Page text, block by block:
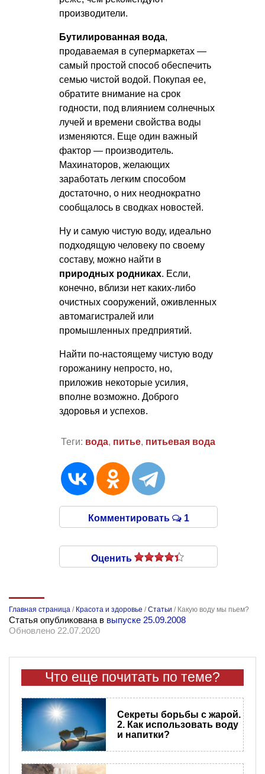
производители.
Бутилированная вода,
продаваемая в супермаркетах —
самый простой способ обеспечить
семью чистой водой. Покупая ее,
обратите внимание на срок
годности, под влиянием солнечных
лучей и времени свойства воды
изменяются. Еще один важный
фактор — производитель.
Махинаторов, желающих
заработать легким способом
достаточно, о них неоднократно
сообщалось в сводках новостей.
Ну и самую чистую воду, идеально
подходящую человеку по своему
составу, можно найти в
природных родниках. Если,
конечно, вблизи нет каких-либо
очистных сооружений, оживленных
автомагистралей или
промышленных предприятий.
Найти по-настоящему чистую воду
горожанину непросто, но,
приложив некоторые усилия,
вполне возможно. Доброго
здоровья и успехов.
Теги: вода, питье, питьевая вода
Комментировать 1
Оценить
Главная страница / Красота и здоровье /Статьи / Какую воду мы пьем?
Статья опубликована в выпуске 25.09.2008
Обновлено 22.07.2020
Что еще почитать по теме?
Секреты борьбы с жарой.
2. Как использовать воду
и напитки?